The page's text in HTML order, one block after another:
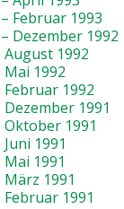
Februar 1993
Dezember 1992
1992
1992
1992
1991
1991
1991
1991
1991
1991